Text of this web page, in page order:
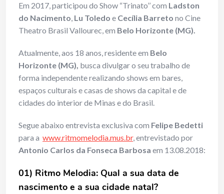
Em 2017, participou do Show “Trinato’’ com Ladston
do Nacimento, Lu Toledo e Cecília Barreto no Cine
Theatro Brasil Vallourec, em Belo Horizonte (MG).
Atualmente, aos 18 anos, residente em Belo
Horizonte (MG), busca divulgar o seu trabalho de
forma independente realizando shows em bares,
espaços culturais e casas de shows da capital e de
cidades do interior de Minas e do Brasil.
Segue abaixo entrevista exclusiva com Felipe Bedetti
para a www.ritmomelodia.mus.br, entrevistado por
Antonio Carlos da Fonseca Barbosa em 13.08.2018:
01) Ritmo Melodia: Qual a sua data de
nascimento e a sua cidade natal?